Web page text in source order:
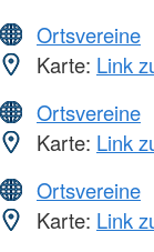
Ortsvereine
Karte: Link
Ortsvereine
Karte: Link
Ortsvereine
Karte: Link